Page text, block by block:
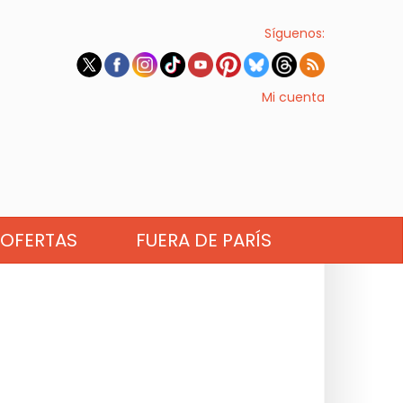
Síguenos:
Mi cuenta
OFERTAS FUERA DE PARÍS